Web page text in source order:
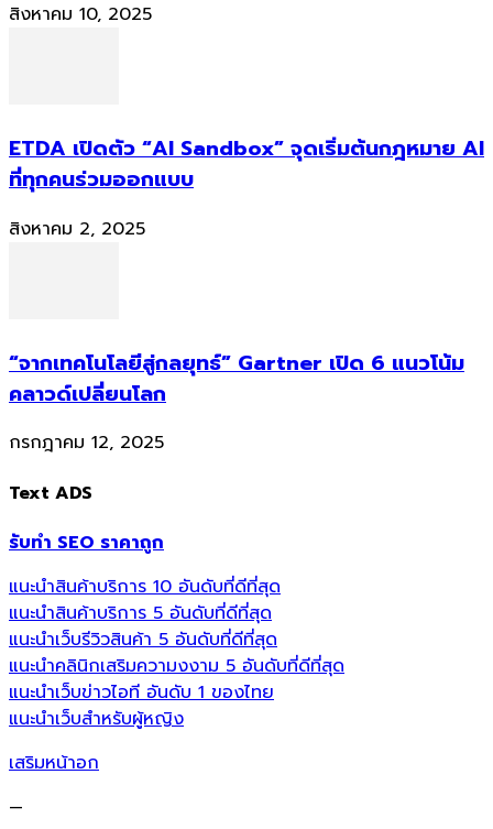
สิงหาคม 10, 2025
ETDA เปิดตัว “AI Sandbox” จุดเริ่มต้นกฎหมาย AI
ที่ทุกคนร่วมออกแบบ
สิงหาคม 2, 2025
“จากเทคโนโลยีสู่กลยุทธ์” Gartner เปิด 6 แนวโน้ม
คลาวด์เปลี่ยนโลก
กรกฎาคม 12, 2025
Text ADS
รับทำ SEO ราคาถูก
แนะนำสินค้าบริการ 10 อันดับที่ดีที่สุด
แนะนำสินค้าบริการ 5 อันดับที่ดีที่สุด
แนะนำเว็บรีวิวสินค้า 5 อันดับที่ดีที่สุด
แนะนำคลินิกเสริมความงงาม 5 อันดับที่ดีที่สุด
แนะนำเว็บข่าวไอที อันดับ 1 ของไทย
แนะนำเว็บสำหรับผู้หญิง
เสริมหน้าอก
—